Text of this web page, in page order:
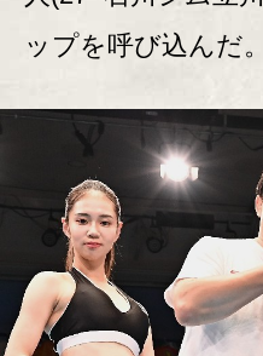
ップを呼び込んだ。